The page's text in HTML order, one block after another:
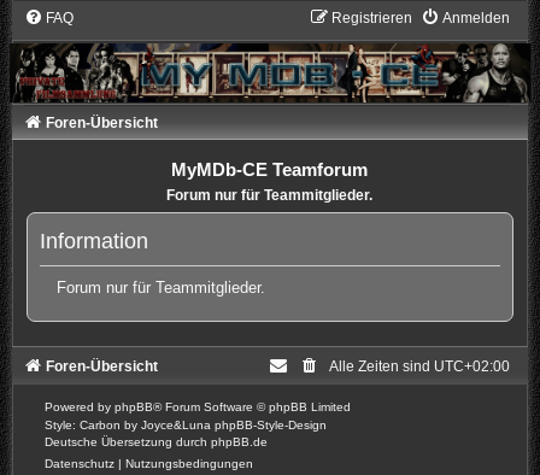
FAQ Anmelden
Registrieren
Foren-Übersicht
MyMDb-CE Teamforum
Forum nur für Teammitglieder.
Information
Forum nur für Teammitglieder.
Foren-Übersicht Alle Zeiten sind UTC+02:00
Powered by phpBB® Forum Software © phpBB Limited
Style: Carbon by Joyce&Luna phpBB-Style-Design
Deutsche Übersetzung durch phpBB.de
Datenschutz | Nutzungsbedingungen